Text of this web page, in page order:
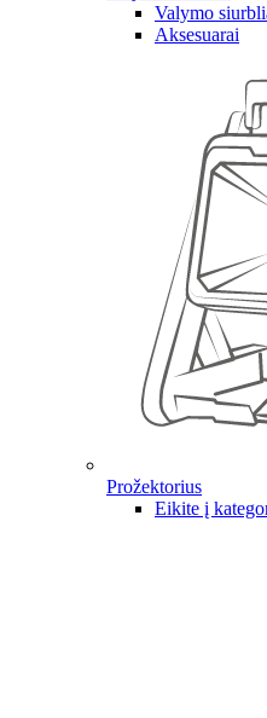
Valymo
Aksesuarai
Prožektorius
Eikite į